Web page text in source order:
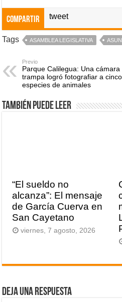
Compartir tweet
Tags ASAMBLEA LEGISLATIVA
Previo
Parque Calilegua: Una cámara
trampa logró fotografiar a cinco
especies de animales
También puede leer
“El sueldo no
alcanza”: El mensaje
de García Cuerva en
San Cayetano
viernes, 7 agosto, 2026
Deja una respuesta